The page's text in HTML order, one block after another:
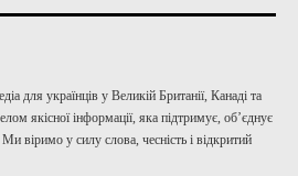
для українців у Великій Британії, Канаді та
якісної інформації, яка підтримує, об’єднує
віримо у силу слова, чесність і відкритий